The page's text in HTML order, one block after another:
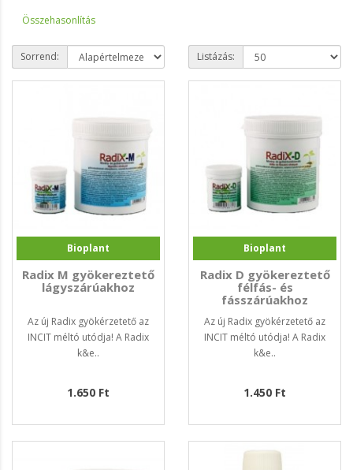
Összehasonlítás
Sorrend: Listázás:
Bioplant
Radix M gyökereztető
lágyszárúakhoz
Az új Radix gyökérzetető az
INCIT méltó utódja! A Radix
k&e..
1.650 Ft
Bioplant
Radix D gyökereztető
félfás- és
fásszárúakhoz
Az új Radix gyökérzetető az
INCIT méltó utódja! A Radix
k&e..
1.450 Ft